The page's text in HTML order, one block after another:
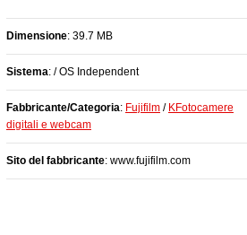
Dimensione: 39.7 MB
Sistema: / OS Independent
Fabbricante/Categoria: Fujifilm / KFotocamere
digitali e webcam
Sito del fabbricante: www.fujifilm.com